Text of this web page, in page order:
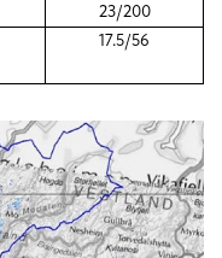
23/200
17.5/56